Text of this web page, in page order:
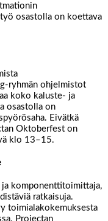
osastolla on koettava
ryhmän ohjelmistot
koko kaluste- ja
osastolla on
Eivätkä
Oktoberfest on
klo 13–15.
komponenttitoimittaja,
ratkaisuja.
toimialakokemuksesta
Projectan